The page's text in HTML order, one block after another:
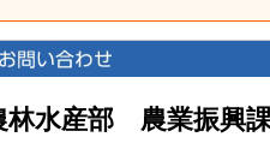
林水産部 農業振興